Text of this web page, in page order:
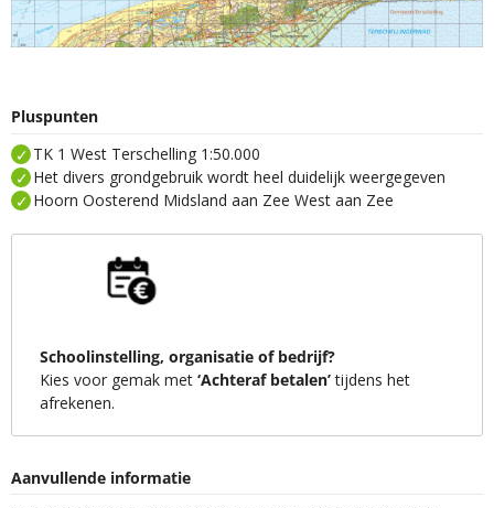
Pluspunten
TK 1 West Terschelling 1:50.000
Het divers grondgebruik wordt heel duidelijk weergegeven
Hoorn Oosterend Midsland aan Zee West aan Zee
Schoolinstelling, organisatie of bedrijf?
Kies voor gemak met ‘Achteraf betalen’tijdens het
afrekenen.
Aanvullende informatie